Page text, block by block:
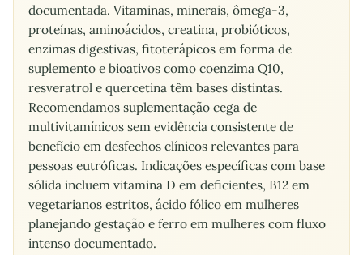
documentada. Vitaminas, minerais, ômega-3,
proteínas, aminoácidos, creatina, probióticos,
enzimas digestivas, fitoterápicos em forma de
suplemento e bioativos como coenzima Q10,
resveratrol e quercetina têm bases distintas.
Recomendamos suplementação cega de
multivitamínicos sem evidência consistente de
benefício em desfechos clínicos relevantes para
pessoas eutróficas. Indicações específicas com base
sólida incluem vitamina D em deficientes, B12 em
vegetarianos estritos, ácido fólico em mulheres
planejando gestação e ferro em mulheres com fluxo
intenso documentado.